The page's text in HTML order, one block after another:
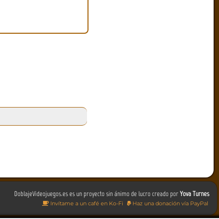
DoblajeVideojuegos.es es un proyecto sin ánimo de lucro creado porYova Turnes
Invítame a un café en Ko-Fi Haz una donación vía PayPal